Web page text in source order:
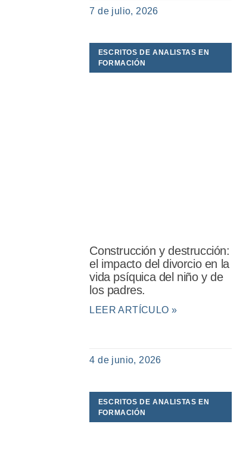
7 de julio, 2026
ESCRITOS DE ANALISTAS EN
FORMACIÓN
Construcción y destrucción:
el impacto del divorcio en la
vida psíquica del niño y de
los padres.
LEER ARTÍCULO »
4 de junio, 2026
ESCRITOS DE ANALISTAS EN
FORMACIÓN